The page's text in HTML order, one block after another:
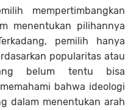
mempertimbangkan
menentukan pilihannya
pemilih hanya
popularitas atau
belum tentu bisa
bahwa ideologi
dalam menentukan arah